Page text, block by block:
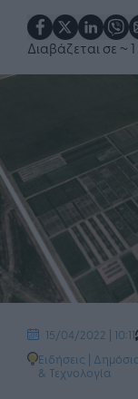
Διαβάζεται σε ~
15/04/2022 | 10:11
Ειδήσεις |
& Τεχνολογία